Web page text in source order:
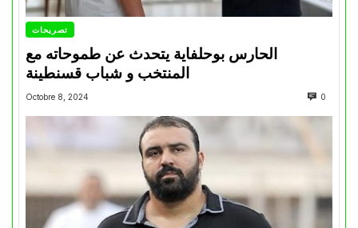
تصريحات
الحارس بوحلفاية يتحدث عن طموحاته مع
المنتخب و شباب قسنطينة
Octobre 8, 2024 0